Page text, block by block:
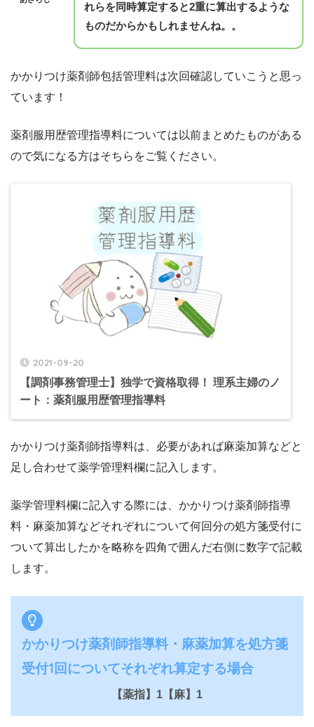
れらを同時算定すると2重に算出するような
ものだからかもしれませんね。。
かかりつけ薬剤師包括管理料は次回確認していこうと思っ
ています！
薬剤服用歴管理指導料については以前まとめたものがある
ので気になる方はそちらをご覧ください。
2021-09-20
【調剤事務管理士】独学で資格取得！ 理系主婦のノ
ート：薬剤服用歴管理指導料
かかりつけ薬剤師指導料は、必要があれば麻薬加算などと
足し合わせて薬学管理料欄に記入します。
薬学管理料欄に記入する際には、かかりつけ薬剤師指導
料・麻薬加算などそれぞれについて何回分の処方箋受付に
ついて算出したかを略称を四角で囲んだ右側に数字で記載
します。
かかりつけ薬剤師指導料・麻薬加算を処方箋
受付1回についてそれぞれ算定する場合
【薬指】1【麻】1